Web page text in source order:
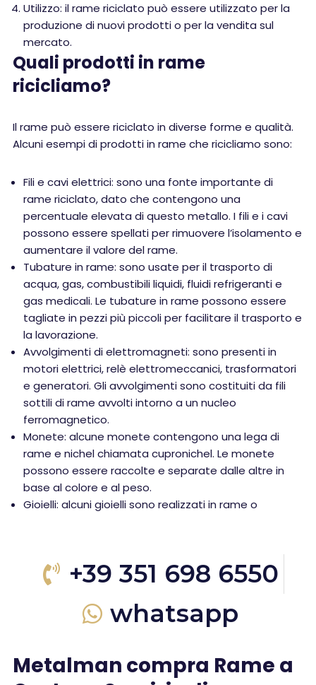
Utilizzo: il rame riciclato può essere utilizzato per la
produzione di nuovi prodotti o per la vendita sul
mercato.
Quali prodotti in rame
ricicliamo?
Il rame può essere riciclato in diverse forme e qualità.
Alcuni esempi di prodotti in rame che ricicliamo sono:
Fili e cavi elettrici: sono una fonte importante di
rame riciclato, dato che contengono una
percentuale elevata di questo metallo. I fili e i cavi
possono essere spellati per rimuovere l’isolamento e
aumentare il valore del rame.
Tubature in rame: sono usate per il trasporto di
acqua, gas, combustibili liquidi, fluidi refrigeranti e
gas medicali. Le tubature in rame possono essere
tagliate in pezzi più piccoli per facilitare il trasporto e
la lavorazione.
Avvolgimenti di elettromagneti: sono presenti in
motori elettrici, relè elettromeccanici, trasformatori
e generatori. Gli avvolgimenti sono costituiti da fili
sottili di rame avvolti intorno a un nucleo
ferromagnetico.
Monete: alcune monete contengono una lega di
rame e nichel chiamata cupronichel. Le monete
possono essere raccolte e separate dalle altre in
base al colore e al peso.
Gioielli: alcuni gioielli sono realizzati in rame o
+39 351 698 6550
whatsapp
Metalman compra Rame a